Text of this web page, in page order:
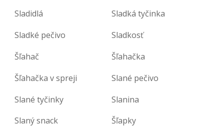
Sladidlá
Sladká tyčinka
Sladké pečivo
Sladkosť
Šľahač
Šľahačka
Šľahačka v spreji
Slané pečivo
Slané tyčinky
Slanina
Slaný snack
Šľapky